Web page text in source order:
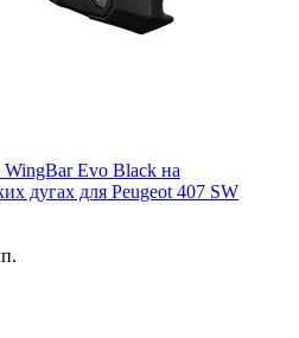
Evo Black на
дугах для Peugeot 407 SW